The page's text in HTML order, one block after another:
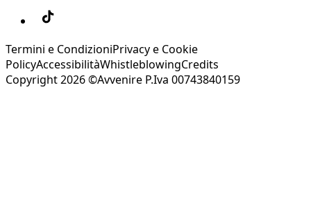
Termini e CondizioniPrivacy e Cookie
PolicyAccessibilitàWhistleblowingCredits
Copyright 2026 ©Avvenire P.Iva 00743840159